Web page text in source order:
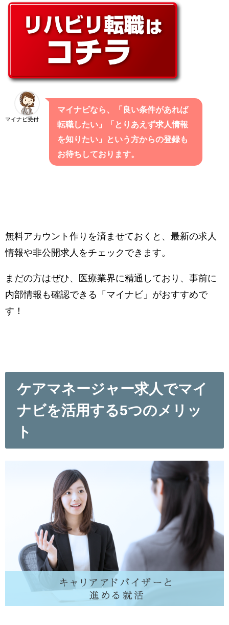
マイナビ受付
マイナビなら、「良い条件があれば
転職したい」「とりあえず求人情報
を知りたい」という方からの登録も
お待ちしております。
無料アカウント作りを済ませておくと、最新の求人
情報や非公開求人をチェックできます。
まだの方はぜひ、医療業界に精通しており、事前に
内部情報も確認できる「マイナビ」がおすすめで
す！
ケアマネージャー求人でマイ
ナビを活用する5つのメリッ
ト